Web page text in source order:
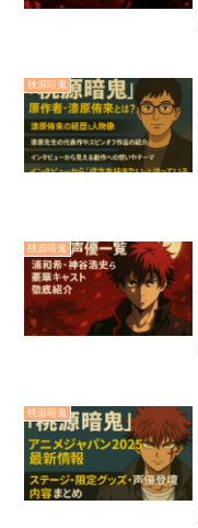
桃源暗鬼
桃源暗鬼
桃源暗鬼